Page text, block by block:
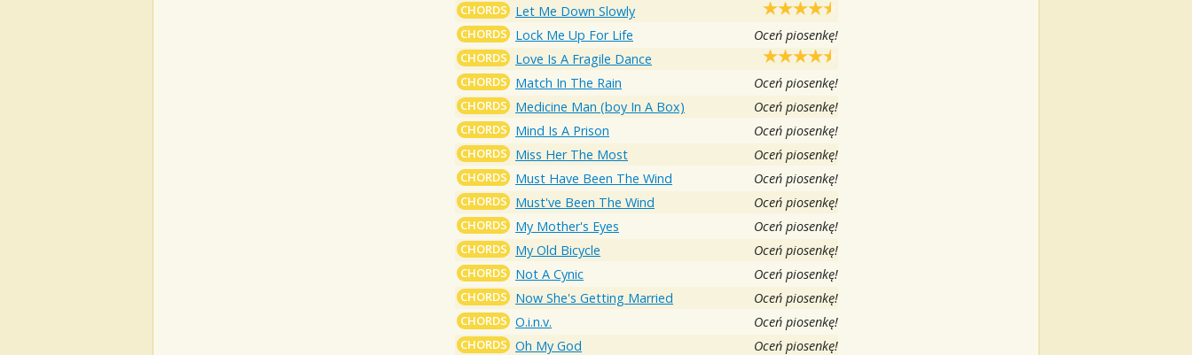
CHORDS Let Me Down Slowly
CHORDS Lock Me Up For Life Oceń piosenkę!
CHORDS Love Is A Fragile Dance
CHORDS Match In The Rain Oceń piosenkę!
CHORDS Medicine Man (boy In A Box) Oceń piosenkę!
CHORDS Mind Is A Prison Oceń piosenkę!
CHORDS Miss Her The Most Oceń piosenkę!
CHORDS Must Have Been The Wind Oceń piosenkę!
CHORDS Must've Been The Wind Oceń piosenkę!
CHORDS My Mother's Eyes Oceń piosenkę!
CHORDS My Old Bicycle Oceń piosenkę!
CHORDS Not A Cynic Oceń piosenkę!
CHORDS Now She's Getting Married Oceń piosenkę!
CHORDS O.i.n.v. Oceń piosenkę!
CHORDS Oh My God Oceń piosenkę!